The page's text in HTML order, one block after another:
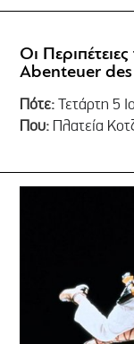
Οι
Abenteuer
Πότε:Τετάρτη 5
Που: Πλατεία